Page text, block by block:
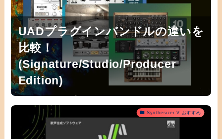
UADプラグインバンドルの違いを
比較！
(Signature/Studio/Producer
Edition)
Synthesizer V おすすめ